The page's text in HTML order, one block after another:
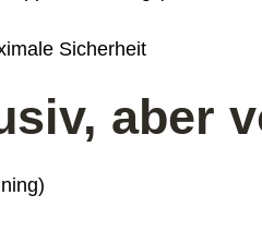
Sicherheit
aber